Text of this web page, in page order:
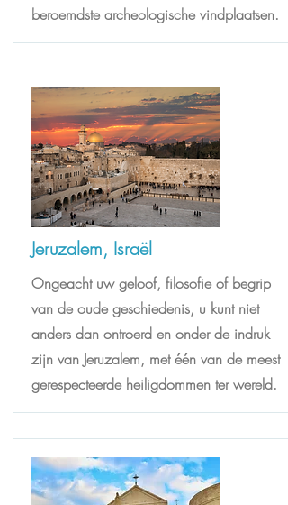
beroemdste archeologische vindplaatsen.
Jeruzalem, Israël
Ongeacht uw geloof, filosofie of begrip
van de oude geschiedenis, u kunt niet
anders dan ontroerd en onder de indruk
zijn van Jeruzalem, met één van de meest
gerespecteerde heiligdommen ter wereld.